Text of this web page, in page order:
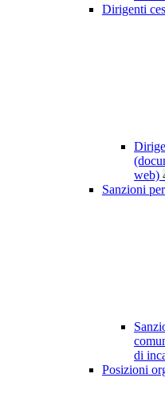
Dirigenti
web)
Sanzioni
di
Posizioni